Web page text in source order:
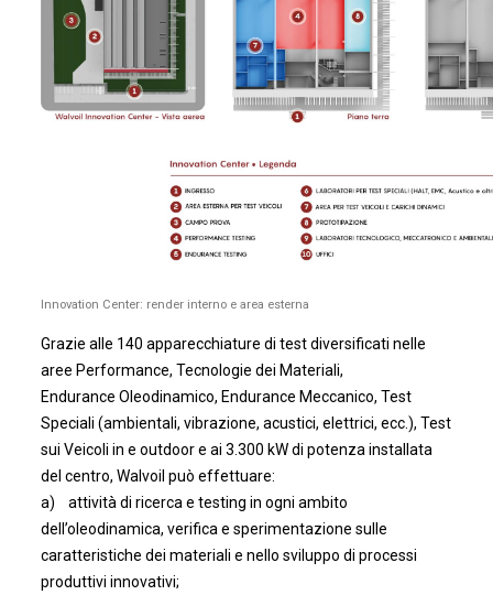
Innovation Center: render interno e area esterna
Grazie alle 140 apparecchiature di test diversificati nelle
aree Performance, Tecnologie dei Materiali,
Endurance Oleodinamico, Endurance Meccanico, Test
Speciali (ambientali, vibrazione, acustici, elettrici, ecc.), Test
sui Veicoli in e outdoor e ai 3.300 kW di potenza installata
del centro, Walvoil può effettuare:
a) attività di ricerca e testing in ogni ambito
dell’oleodinamica, verifica e sperimentazione sulle
caratteristiche dei materiali e nello sviluppo di processi
produttivi innovativi;